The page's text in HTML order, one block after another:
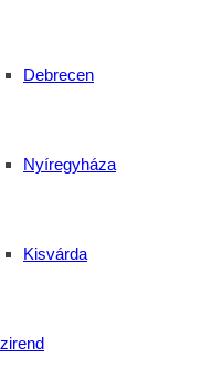
Debrecen
Nyíregyháza
Kisvárda
tagintézménye
és felnőtteket.
Hajdú-Bihar